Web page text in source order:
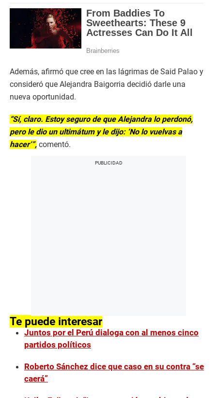
Además, afirmó que cree en las lágrimas de Said Palao y
consideró que Alejandra Baigorria decidió darle una
nueva oportunidad.
“Sí, claro. Estoy seguro de que Alejandra lo perdonó,
pero le dio un ultimátum y le dijo: ‘No lo vuelvas a
hacer’”, comentó.
Te puede interesar
Juntos por el Perú dialoga con al menos cinco
partidos políticos
Roberto Sánchez dice que caso en su contra “se
caerá”